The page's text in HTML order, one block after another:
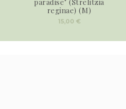
reginae) (M)
15,00 €